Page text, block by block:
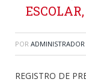
POR ADMINISTRADOR
REGISTRO DE